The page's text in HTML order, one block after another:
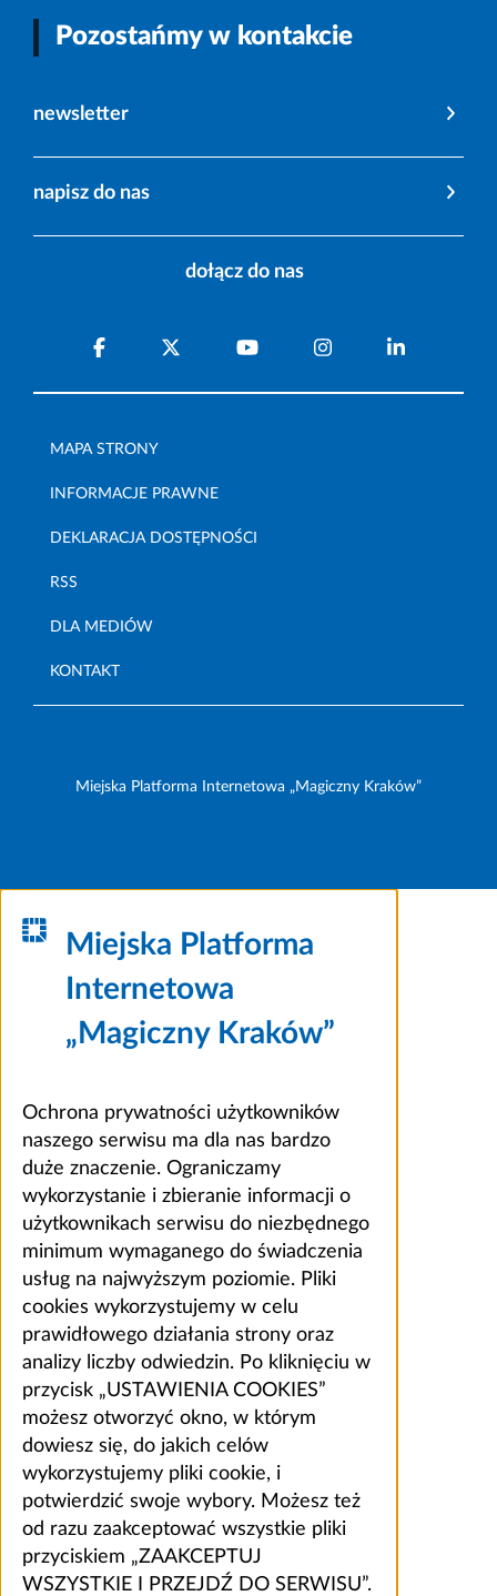
Pozostańmy w kontakcie
newsletter
napisz do nas
dołącz do nas
MAPA STRONY
INFORMACJE PRAWNE
DEKLARACJA DOSTĘPNOŚCI
RSS
DLA MEDIÓW
KONTAKT
Miejska Platforma Internetowa „Magiczny Kraków”
Miejska Platforma
Internetowa
„Magiczny Kraków”
Ochrona prywatności użytkowników
naszego serwisu ma dla nas bardzo
duże znaczenie. Ograniczamy
wykorzystanie i zbieranie informacji o
użytkownikach serwisu do niezbędnego
minimum wymaganego do świadczenia
usług na najwyższym poziomie. Pliki
cookies wykorzystujemy w celu
prawidłowego działania strony oraz
analizy liczby odwiedzin. Po kliknięciu w
przycisk „USTAWIENIA COOKIES”
możesz otworzyć okno, w którym
dowiesz się, do jakich celów
wykorzystujemy pliki cookie, i
potwierdzić swoje wybory. Możesz też
od razu zaakceptować wszystkie pliki
przyciskiem „ZAAKCEPTUJ
WSZYSTKIE I PRZEJDŹ DO SERWISU”.